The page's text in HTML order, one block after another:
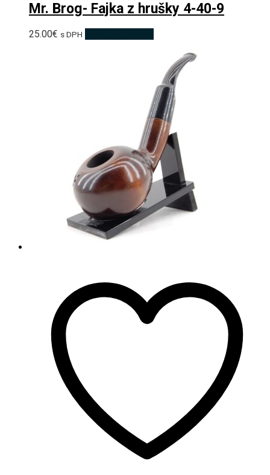
Mr. Brog- Fajka z hrušky 4-40-9
25.00€ s DPH